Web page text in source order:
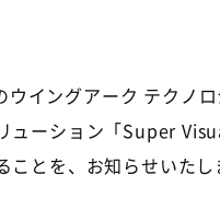
イングアーク テクノロ
ューション「Super
ことを、お知らせいたし